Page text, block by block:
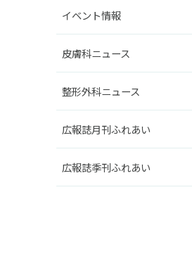
イベント情報
皮膚科ニュース
整形外科ニュース
広報誌月刊ふれあい
広報誌季刊ふれあい